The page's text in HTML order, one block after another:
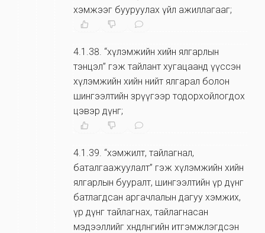
хэмжээг бууруулах үйл ажиллагааг;
4.1.38. “хүлэмжийн хийн ялгарлын
тэнцэл” гэж тайлант хугацаанд үүссэн
хүлэмжийн хийн нийт ялгарал болон
шингээлтийн зөрүүгээр тодорхойлогдох
цэвэр дүнг;
4.1.39. “хэмжилт, тайлагнал,
баталгаажуулалт” гэж хүлэмжийн хийн
ялгарлын бууралт, шингээлтийн үр дүнг
батлагдсан аргачлалын дагуу хэмжих,
үр дүнг тайлагнах, тайлагнасан
мэдээллийг хөндлөнгийн итгэмжлэгдсэн